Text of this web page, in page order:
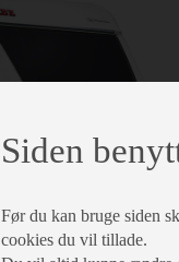
Siden
Før du kan bruge siden
cookies du vil tillade.